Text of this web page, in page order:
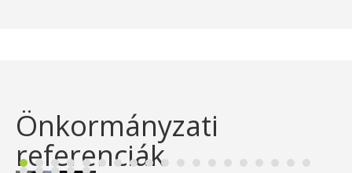
Önkormányzati
referenciák